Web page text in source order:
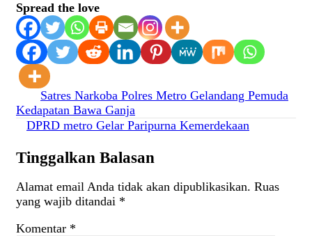
Spread the love
Navigasi
pos
Satres Narkoba Polres Metro Gelandang Pemuda
Kedapatan Bawa Ganja
DPRD metro Gelar Paripurna Kemerdekaan
Tinggalkan Balasan
Alamat email Anda tidak akan dipublikasikan. Ruas
yang wajib ditandai *
Komentar *